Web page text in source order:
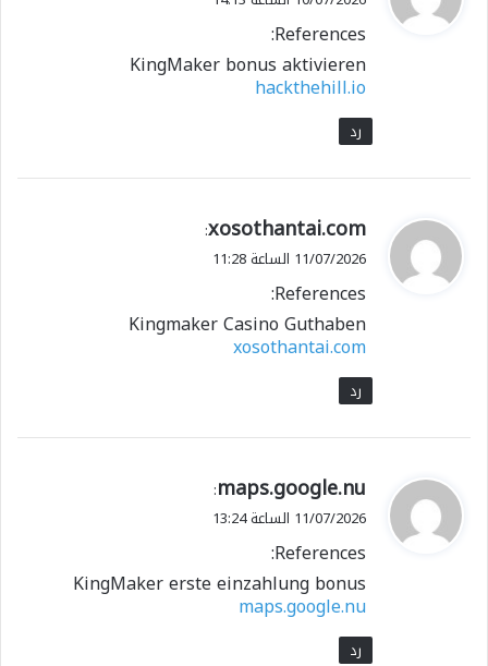
ل
References:
KingMaker bonus aktivieren
hackthehill.io
رد
ي
ق
ل
xosothantai.com
:
11/07/2026 الساعة 11:28
References:
Kingmaker Casino Guthaben
xosothantai.com
رد
ي
ق
ل
maps.google.nu
:
11/07/2026 الساعة 13:24
References:
KingMaker erste einzahlung bonus
maps.google.nu
رد